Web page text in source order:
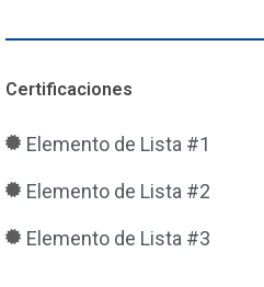
Certificaciones
Elemento de Lista #1
Elemento de Lista #2
Elemento de Lista #3